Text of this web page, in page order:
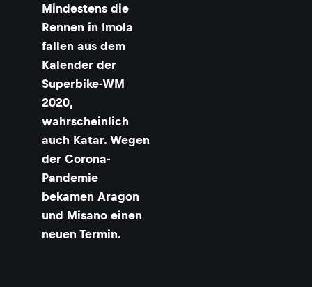
Mindestens die
Rennen in Imola
fallen aus dem
Kalender der
Superbike-WM
2020,
wahrscheinlich
auch Katar. Wegen
der Corona-
Pandemie
bekamen Aragon
und Misano einen
neuen Termin.